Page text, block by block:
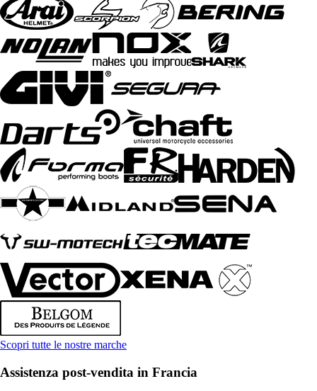
Scopri tutte le nostre marche
Assistenza post-vendita in Francia